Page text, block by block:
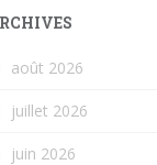
août 2026
juillet 2026
juin 2026